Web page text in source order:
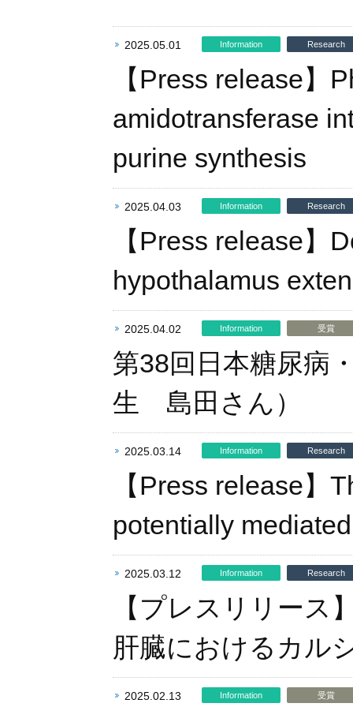
2025.05.01 Information Research
【Press release】
amidotransferase
purine synthesis
2025.04.03 Information Research
【Press release】
hypothalamus
2025.04.02 Information 受賞
第38回日本糖尿病
生 島田さん）
2025.03.14 Information Research
【Press release】
potentially
2025.03.12 Information Research
【プレスリリース
肝臓におけるカル
2025.02.13 Information 受賞